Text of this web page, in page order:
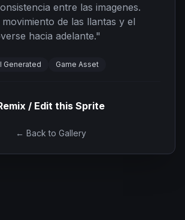
entre las imagenes.
de las llantas y el
hacia adelante."
Generated Game Asset
/ Edit this Sprite
← Back to Gallery